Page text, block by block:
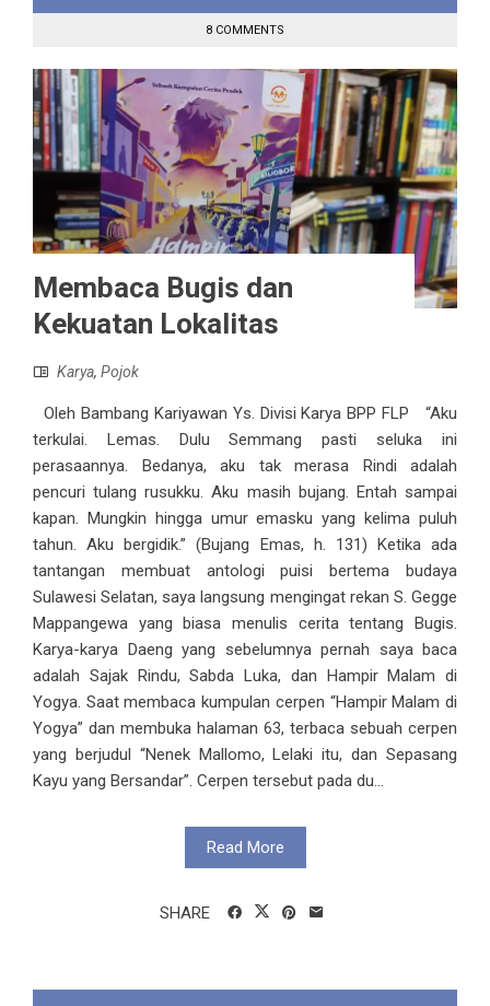
8 COMMENTS
Membaca Bugis dan
Kekuatan Lokalitas
Karya, Pojok
Oleh Bambang Kariyawan Ys. Divisi Karya BPP FLP “Aku
terkulai. Lemas. Dulu Semmang pasti seluka ini
perasaannya. Bedanya, aku tak merasa Rindi adalah
pencuri tulang rusukku. Aku masih bujang. Entah sampai
kapan. Mungkin hingga umur emasku yang kelima puluh
tahun. Aku bergidik.” (Bujang Emas, h. 131) Ketika ada
tantangan membuat antologi puisi bertema budaya
Sulawesi Selatan, saya langsung mengingat rekan S. Gegge
Mappangewa yang biasa menulis cerita tentang Bugis.
Karya-karya Daeng yang sebelumnya pernah saya baca
adalah Sajak Rindu, Sabda Luka, dan Hampir Malam di
Yogya. Saat membaca kumpulan cerpen “Hampir Malam di
Yogya” dan membuka halaman 63, terbaca sebuah cerpen
yang berjudul “Nenek Mallomo, Lelaki itu, dan Sepasang
Kayu yang Bersandar”. Cerpen tersebut pada du...
Read More
SHARE